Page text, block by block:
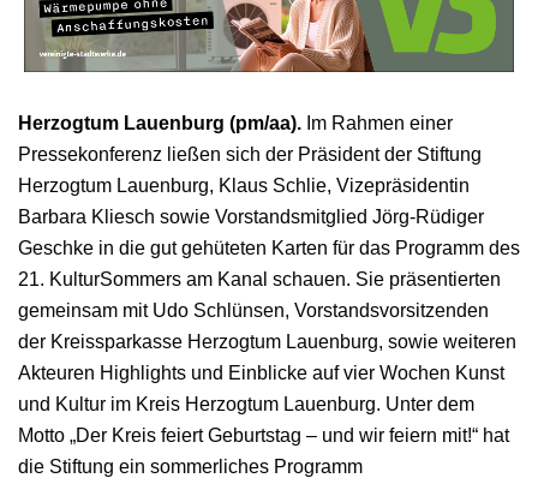
Herzogtum Lauenburg (pm/aa). Im Rahmen einer
Pressekonferenz ließen sich der Präsident der Stiftung
Herzogtum Lauenburg, Klaus Schlie, Vizepräsidentin
Barbara Kliesch sowie Vorstandsmitglied Jörg-Rüdiger
Geschke in die gut gehüteten Karten für das Programm des
21. KulturSommers am Kanal schauen. Sie präsentierten
gemeinsam mit Udo Schlünsen, Vorstandsvorsitzenden
der Kreissparkasse Herzogtum Lauenburg, sowie weiteren
Akteuren Highlights und Einblicke auf vier Wochen Kunst
und Kultur im Kreis Herzogtum Lauenburg. Unter dem
Motto „Der Kreis feiert Geburtstag – und wir feiern mit!“ hat
die Stiftung ein sommerliches Programm